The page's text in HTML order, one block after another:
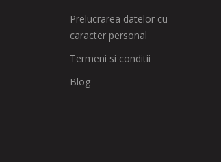
Prelucrarea datelor cu
caracter personal
Termeni si conditii
Blog